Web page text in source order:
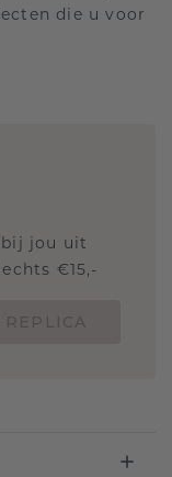
die u voor
jou uit
€15,-